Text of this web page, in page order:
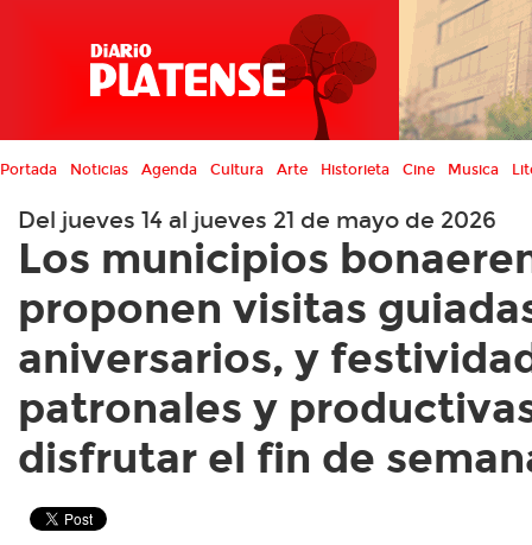
Portada Noticias Agenda Cultura Arte Historieta Cine Musica
Del jueves 14 al jueves 21 de mayo de 2026
Los municipios
proponen visitas
aniversarios, y
patronales y
disfrutar el fin de